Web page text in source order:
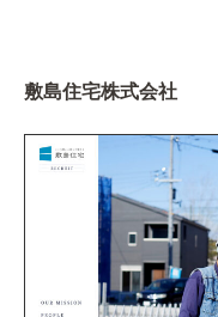
敷島住宅株式会社